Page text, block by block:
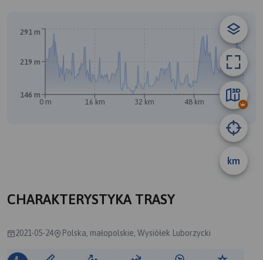
km
0 m 16 km 32 km 48 km 65 km
146 m
219 m
291 m
CHARAKTERYSTYKA TRASY
2021-05-24 Polska, małopolskie, Wysiółek Luborzycki